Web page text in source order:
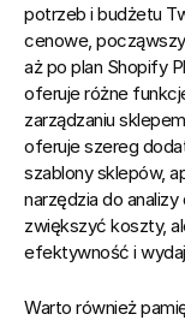
potrzeb i budżetu
cenowe,
aż po plan Shopify
oferuje różne
zarządzaniu
oferuje szereg
szablony sklepów,
narzędzia do
zwiększyć koszty,
efektywność i
Warto również